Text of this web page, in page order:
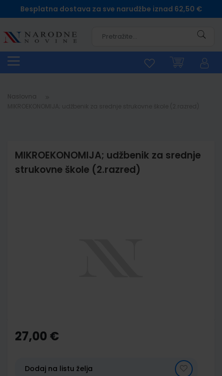
Besplatna dostava za sve narudžbe iznad 62,50 €
Naslovna
MIKROEKONOMIJA; udžbenik za srednje
strukovne škole (2.razred)
the
beginning
gallery
27,00 €
Dodaj na listu želja